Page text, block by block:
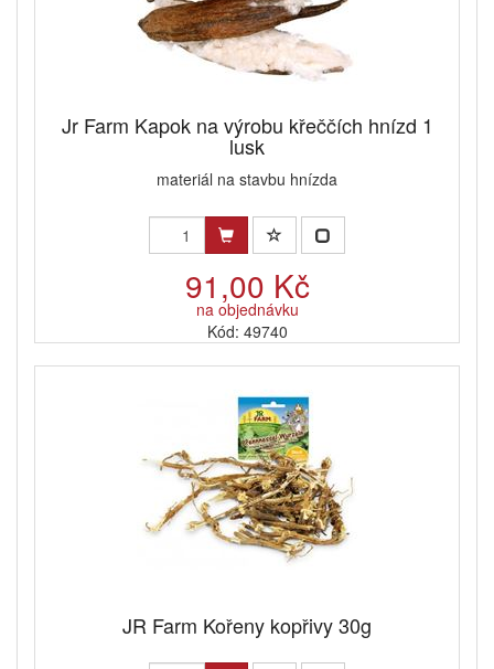
Jr Farm Kapok na výrobu křeččích hnízd 1
lusk
materiál na stavbu hnízda
91,00 Kč
na objednávku
Kód: 49740
JR Farm Kořeny kopřivy 30g